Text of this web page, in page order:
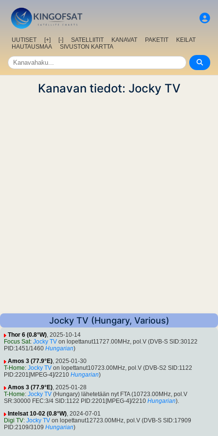
UUTISET [+] [-] SATELLIITIT KANAVAT PAKETIT
KEILAT
HAUTAUSMAA
SIVUSTON KARTTA
Kanavan tiedot: Jocky TV
Jocky TV (Hungary, Various)
Thor 6 (0.8°W), 2025-10-14
Focus Sat: Jocky TV on lopettanut11727.00MHz, pol.V (DVB-S SID:30122
PID:1451/1460 Hungarian)
Amos 3 (77.9°E), 2025-01-30
T-Home: Jocky TV on lopettanut10723.00MHz, pol.V (DVB-S2 SID:1122
PID:2201[MPEG-4]/2210 Hungarian)
Amos 3 (77.9°E), 2025-01-28
T-Home: Jocky TV (Hungary) lähetetään nyt FTA (10723.00MHz, pol.V
SR:30000 FEC:3/4 SID:1122 PID:2201[MPEG-4]/2210 Hungarian).
Intelsat 10-02 (0.8°W), 2024-07-01
Digi TV: Jocky TV on lopettanut12723.00MHz, pol.V (DVB-S SID:17909
PID:2109/3109 Hungarian)